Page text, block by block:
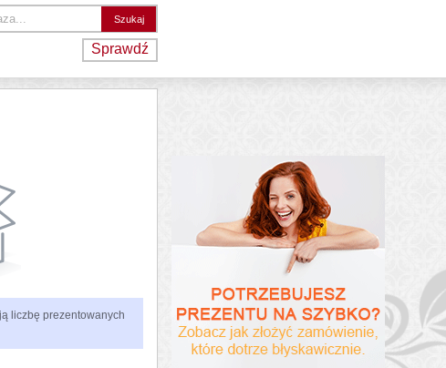
Sprawdź
liczbę prezentowanych